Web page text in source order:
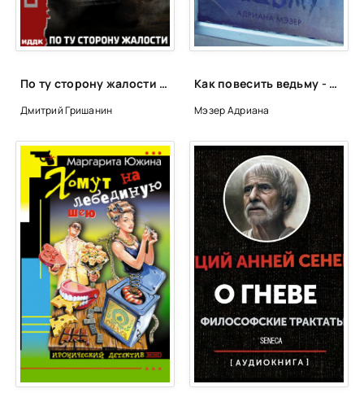
По ту сторону жалости - Дмитрий Гришанин (2)
Дмитрий Гришанин
Как повесить ведьму - Адриана Мэзер
Мэзер Адриана